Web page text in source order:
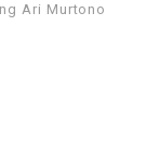
Ari Murtono